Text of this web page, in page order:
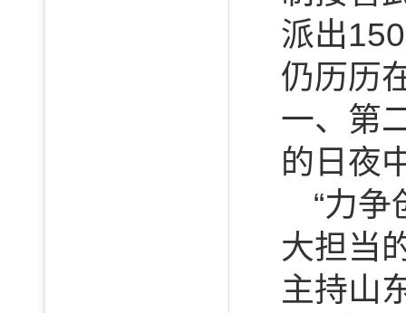
派出
仍历历
一、第
的日夜
“力
大担当
主持山